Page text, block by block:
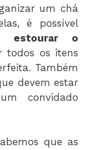
um chá
é possível
estourar o
todos os itens
Também
devem estar
convidado
que as